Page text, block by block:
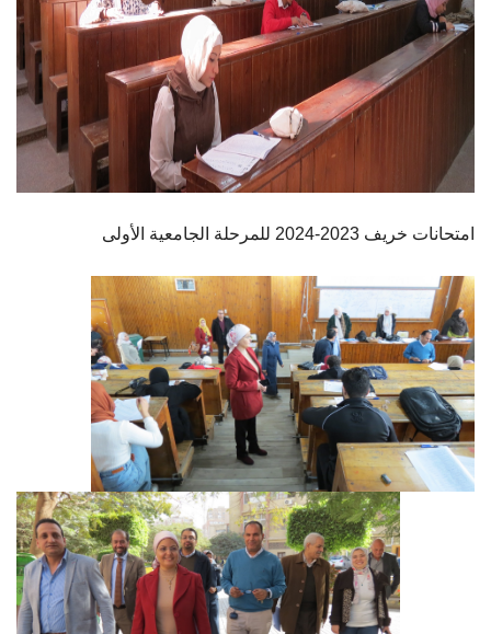
امتحانات خريف 2023-2024 للمرحلة الجامعية الأولى